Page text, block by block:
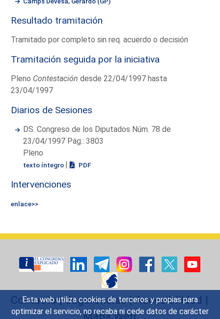
Esta web utiliza cookies de terceros y propias para
optimizar el servicio, no recaba ni cede datos de carácter
Resultado tramitación
Tramitado por completo sin req. acuerdo o decisión
Tramitación seguida por la iniciativa
Pleno Contestación desde 22/04/1997 hasta
23/04/1997
Diarios de Sesiones
DS. Congreso de los Diputados Núm. 78 de
23/04/1997 Pág.: 3803
Pleno
texto íntegro | PDF
Intervenciones
enlace>>
Contacto|Sugerencias|Accesibilidad |
Mapa Web